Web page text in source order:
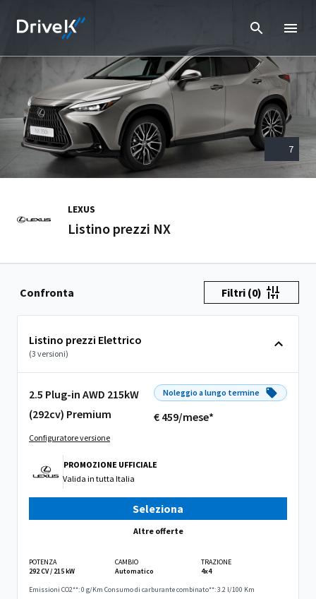
7
LEXUS
Listino prezzi NX
Confronta Filtri (0)
Listino prezzi Elettrico
(3 versioni)
2.5 Plug-in AWD 215kW
(292cv) Premium
Configuratore versione
Noleggio a lungo termine
€ 459/mese*
PROMOZIONE UFFICIALE
Valida in tutta Italia
Seleziona
Altre offerte
POTENZA
292 CV / 215 kW
CAMBIO
Automatico
TRAZIONE
4x4
Emissioni CO2**: 0 g/Km Consumo di carburante combinato**: 3.2 l/100 Km